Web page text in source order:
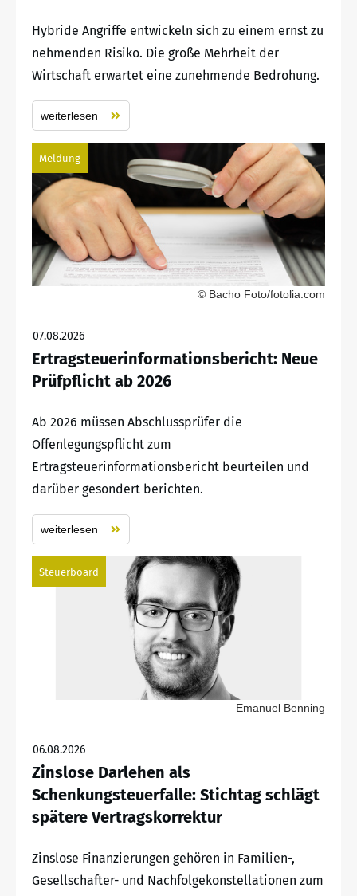
Hybride Angriffe entwickeln sich zu einem ernst zu
nehmenden Risiko. Die große Mehrheit der
Wirtschaft erwartet eine zunehmende Bedrohung.
weiterlesen
Meldung
© Bacho Foto/fotolia.com
07.08.2026
Ertragsteuerinformationsbericht: Neue
Prüfpflicht ab 2026
Ab 2026 müssen Abschlussprüfer die
Offenlegungspflicht zum
Ertragsteuerinformationsbericht beurteilen und
darüber gesondert berichten.
weiterlesen
Steuerboard
Emanuel Benning
06.08.2026
Zinslose Darlehen als
Schenkungsteuerfalle: Stichtag schlägt
spätere Vertragskorrektur
Zinslose Finanzierungen gehören in Familien-,
Gesellschafter- und Nachfolgekonstellationen zum